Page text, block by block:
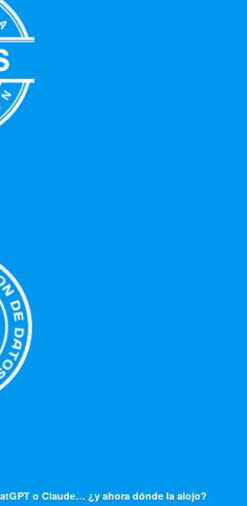
o Claude… ¿y ahora dónde la alojo?